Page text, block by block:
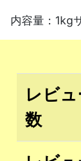
内容量：1kg
レビ
数